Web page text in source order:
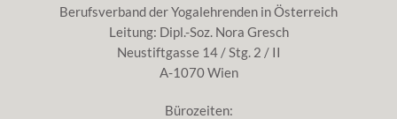
Berufsverband der Yogalehrenden in Österreich
Leitung: Dipl.-Soz. Nora Gresch
Neustiftgasse 14 / Stg. 2 / II
A-1070 Wien
Bürozeiten: